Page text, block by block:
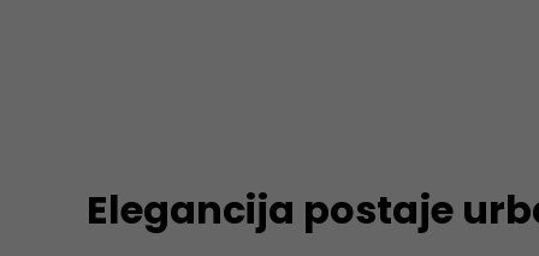
Elegancija postaje